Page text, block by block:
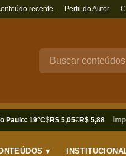
recente. Perfil do Autor
Paulo: 19°C$R$ 5,05€R$ 5,88
Como
▾